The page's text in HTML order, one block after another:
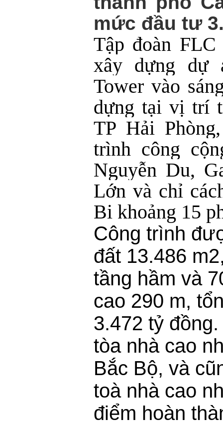
mức đầu tư
Tập đoàn
xây dựng dự
Tower vào
dựng tại vị trí
TP Hải
trình công
Nguyễn Du,
Lớn và chỉ
Bi khoảng 15
Công trình
đất 13.486
tầng hầm và
cao 290 m,
3.472 tỷ
tòa nhà cao
Bắc Bộ, và
toà nhà cao
điểm hoàn